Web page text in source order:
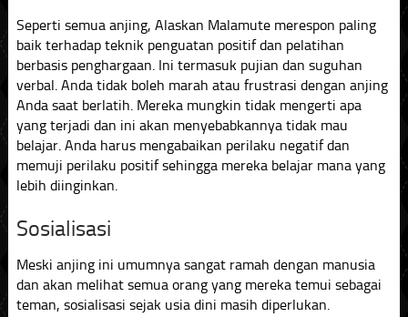
Seperti semua anjing, Alaskan Malamute merespon paling
baik terhadap teknik penguatan positif dan pelatihan
berbasis penghargaan. Ini termasuk pujian dan suguhan
verbal. Anda tidak boleh marah atau frustrasi dengan anjing
Anda saat berlatih. Mereka mungkin tidak mengerti apa
yang terjadi dan ini akan menyebabkannya tidak mau
belajar. Anda harus mengabaikan perilaku negatif dan
memuji perilaku positif sehingga mereka belajar mana yang
lebih diinginkan.
Sosialisasi
Meski anjing ini umumnya sangat ramah dengan manusia
dan akan melihat semua orang yang mereka temui sebagai
teman, sosialisasi sejak usia dini masih diperlukan.